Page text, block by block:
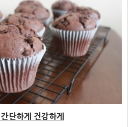
단하게 건강하게